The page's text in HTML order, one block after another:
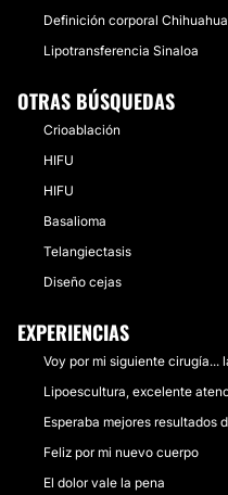
Definición corporal Chihuahua
Lipotransferencia Sinaloa
OTRAS BÚSQUEDAS
Crioablación
HIFU
HIFU
Basalioma
Telangiectasis
Diseño cejas
EXPERIENCIAS
Voy por mi siguiente cirugía...
Lipoescultura, excelente
Esperaba mejores resultados
Feliz por mi nuevo cuerpo
El dolor vale la pena